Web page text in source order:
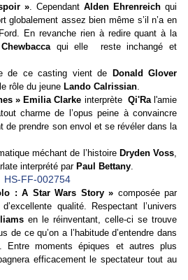
». Cependant Alden Ehrenreichqui
globalement assez bien même s’il n’a en
En revanche rien à redire quant à la
Chewbaccaqui elle reste inchangé et
de ce casting vient de Donald Glover
rôle du jeune Lando Calrissian.
» Emilia Clarke interprète Qi'Ral'amie
charme de l’opus peine à convaincre
de prendre son envol et se révéler dans la
méchant de l’histoire Dryden Voss,
interprété par Paul Bettany.
: A Star Wars Story » composée par
qualité. Respectant l’univers
en le réinventant, celle-ci se trouve
de ce qu’on a l’habitude d’entendre dans
. Entre moments épiques et autres plus
efficacement le spectateur tout au